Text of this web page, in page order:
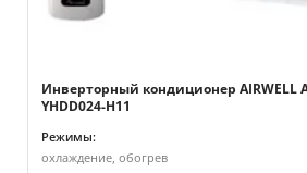
Инверторный кондиционер AIRWELL
YHDD024-H11
Режимы:
охлаждение, обогрев